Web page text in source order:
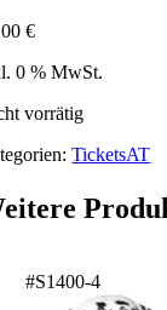
€
0 % MwSt.
vorrätig
TicketsAT
#S1400-4